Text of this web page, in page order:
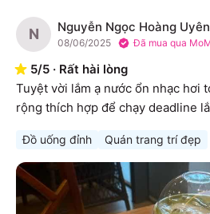
N Nguyễn Ngọc Hoàng Uyên
08/06/2025 Đã mua qua
5/5 · Rất hài lòng
Tuyệt vời lắm ạ nước ổn nhạc hơi
rộng thích hợp để chạy deadline
Đồ uống đỉnh Quán trang trí đẹp